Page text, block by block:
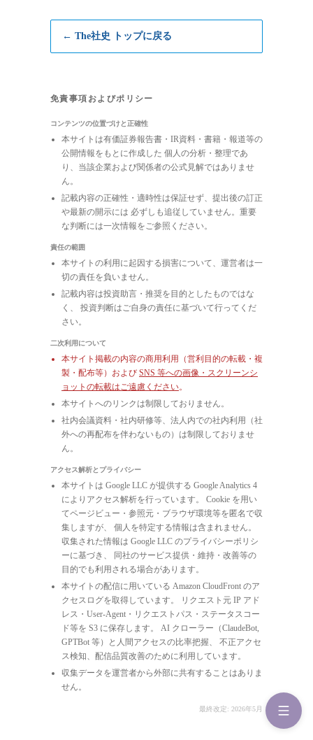
← The社史 トップに戻る
免責事項およびポリシー
コンテンツの位置づけと正確性
本サイトは有価証券報告書・IR資料・書籍・報道等の
公開情報をもとに作成した 個人の分析・整理であ
り、当該企業および関係者の公式見解ではありませ
ん。
記載内容の正確性・適時性は保証せず、提出後の訂正
や最新の開示には 必ずしも追従していません。重要
な判断には一次情報をご参照ください。
責任の範囲
本サイトの利用に起因する損害について、運営者は一
切の責任を負いません。
記載内容は投資助言・推奨を目的としたものではな
く、 投資判断はご自身の責任に基づいて行ってくだ
さい。
二次利用について
本サイト掲載の内容の商用利用（営利目的の転載・複
製・配布等）および SNS 等への画像・スクリーンシ
ョットの転載はご遠慮ください。
本サイトへのリンクは制限しておりません。
社内会議資料・社内研修等、法人内での社内利用（社
外への再配布を伴わないもの）は制限しておりませ
ん。
アクセス解析とプライバシー
本サイトは Google LLC が提供する Google Analytics 4
によりアクセス解析を行っています。 Cookie を用い
てページビュー・参照元・ブラウザ環境等を匿名で収
集しますが、 個人を特定する情報は含まれません。
収集された情報は Google LLC のプライバシーポリシ
ーに基づき、 同社のサービス提供・維持・改善等の
目的でも利用される場合があります。
本サイトの配信に用いている Amazon CloudFront のア
クセスログを取得しています。 リクエスト元 IP アド
レス・User-Agent・リクエストパス・ステータスコー
ド等を S3 に保存します。 AI クローラー（ClaudeBot,
GPTBot 等）と人間アクセスの比率把握、 不正アクセ
ス検知、配信品質改善のために利用しています。
収集データを運営者から外部に共有することはありま
せん。
最終改定: 2026年5月